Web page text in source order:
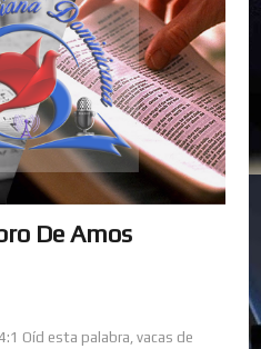
De Amos
Oíd esta palabra, vacas de